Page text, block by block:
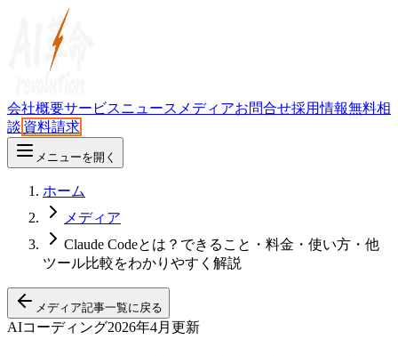
会社概要サービスニュース メディアお問合せ採用情報無料相
談 資料請求
メニューを開く
ホーム
メディア
Claude Codeとは？できること・料金・使い方・他
ツール比較をわかりやすく解説
メディア記事一覧に戻る
AIコーディング2026年4月更新